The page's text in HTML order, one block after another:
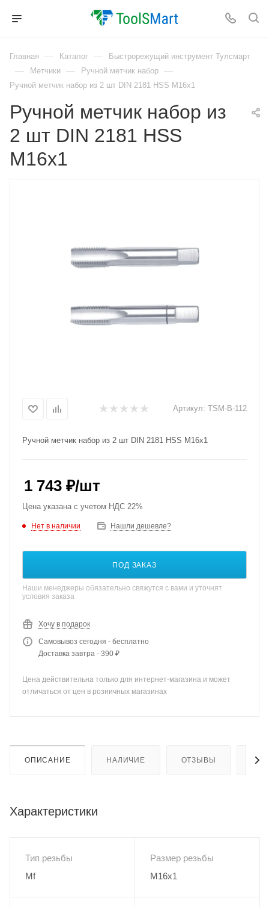
Главная — Каталог — Быстрорежущий инструмент Тулсмарт
— Метчики — Ручной метчик набор —
Ручной метчик набор из 2 шт DIN 2181 HSS M16x1
Ручной метчик набор из
2 шт DIN 2181 HSS
M16x1
Артикул: TSM-B-112
Ручной метчик набор из 2 шт DIN 2181 HSS M16x1
1 743 ₽/шт
Цена указана с учетом НДС 22%
Нет в наличии Нашли дешевле?
ПОД ЗАКАЗ
Наши менеджеры обязательно свяжутся с вами и уточнят
условия заказа
Хочу в подарок
Самовывоз сегодня - бесплатно
Доставка завтра - 390 ₽
Цена действительна только для интернет-магазина и может
отличаться от цен в розничных магазинах
ОПИСАНИЕ НАЛИЧИЕ ОТЗЫВЫ
Характеристики
Тип резьбы
Mf
Размер резьбы
M16x1